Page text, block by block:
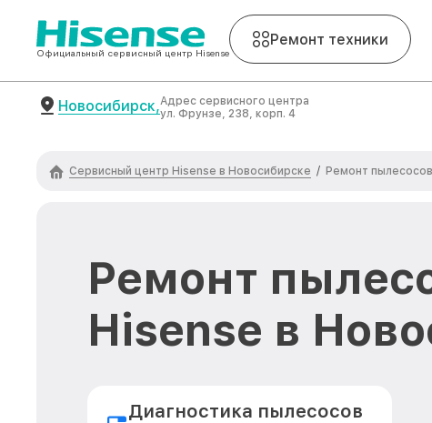
Официальный сервисный центр Hisense
Ремонт техники
Новосибирск,Адрес сервисного центра
ул. Фрунзе, 238, корп. 4
Сервисный центр Hisense в Новосибирске / Ремонт
Ремонт
Hisense в
Диагностика пылесосов